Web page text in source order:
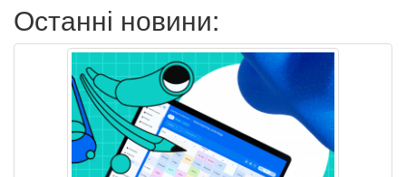
Останні новини: